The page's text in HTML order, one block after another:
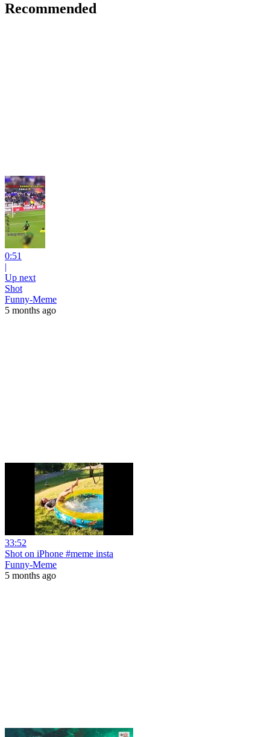
Recommended
0:51
|
Up next
Shot
Funny-Meme
5 months ago
33:52
Shot on iPhone #meme insta
Funny-Meme
5 months ago